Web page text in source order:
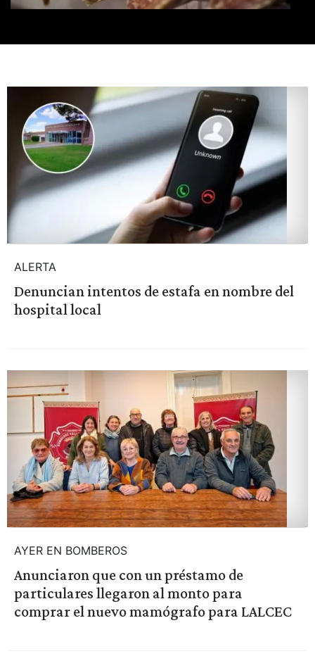
ALERTA
Denuncian intentos de estafa en nombre del
hospital local
AYER EN BOMBEROS
Anunciaron que con un préstamo de
particulares llegaron al monto para
comprar el nuevo mamógrafo para LALCEC